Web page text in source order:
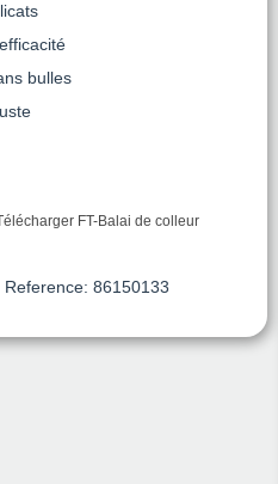
bulles
FT-Balai de colleur
Reference: 86150133